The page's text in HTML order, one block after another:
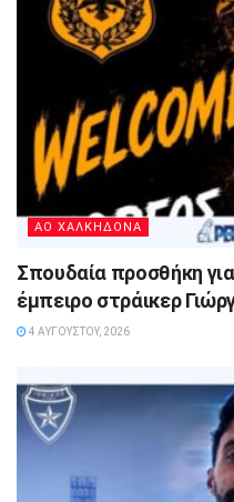
ΑΟ ΧΑΛΚΗΔΟΝΑ
Σπουδαία προσθήκη
έμπειρο στράικερ
4 ΑΥΓΟΎΣΤΟΥ, 2026